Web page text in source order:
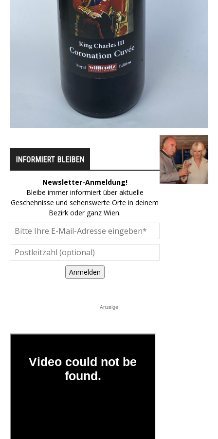
INFORMIERT BLEIBEN
Newsletter-Anmeldung!
Bleibe immer informiert über aktuelle
Geschehnisse und sehenswerte Orte in deinem
Bezirk oder ganz Wien.
Anmelden
Anzeige